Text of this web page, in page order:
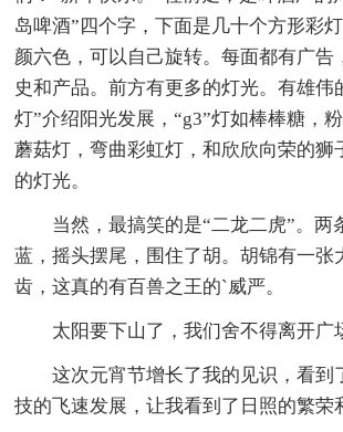
岛啤酒”四个字，下面是几十个方形彩
颜六色，可以自己旋转。每面都有广告
史和产品。前方有更多的灯光。有雄伟
灯”介绍阳光发展，“g3”灯如棒棒糖，
蘑菇灯，弯曲彩虹灯，和欣欣向荣的狮
的灯光。
当然，最搞笑的是“二龙二虎”。两
蓝，摇头摆尾，围住了胡。胡锦有一张
齿，这真的有百兽之王的`威严。
太阳要下山了，我们舍不得离开广
这次元宵节增长了我的见识，看到
技的飞速发展，让我看到了日照的繁荣